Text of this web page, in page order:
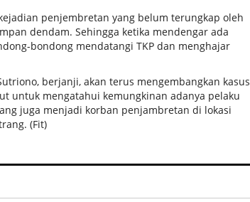
penjembretan yang belum terungkap oleh
dendam. Sehingga ketika mendengar ada
bondong mendatangi TKP dan menghajar
berjanji, akan terus mengembangkan kasus
untuk mengatahui kemungkinan adanya pelaku
juga menjadi korban penjambretan di lokasi
(Fit)